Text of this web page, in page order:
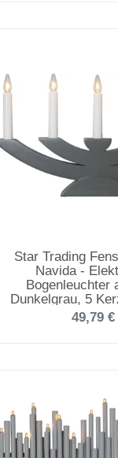
Star Trading
Navida -
Bogenleuchter
Dunkelgrau, 5
Adventsdeko
49,79 €